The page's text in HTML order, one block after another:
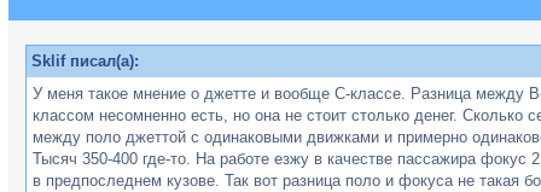
Sklif писал(а):
У меня такое мнение о джетте и вообще С-классе. Разница между
классом несомненно есть, но она не стоит столько денег. Сколько
между поло джеттой с одинаковыми движками и примерно
Тысяч 350-400 где-то. На работе езжу в качестве пассажира фокус
в предпоследнем кузове. Так вот разница поло и фокуса не такая